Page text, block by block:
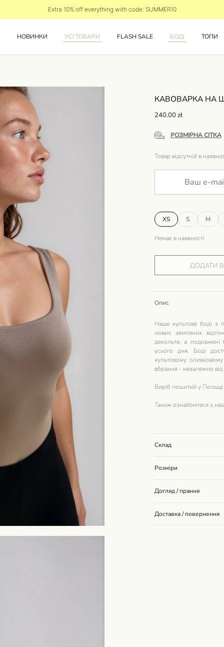
Extra 10% off everything with code: SUMMER10
НОВИНКИ УСІ ТОВАРИ FLASH SALE БОДІ ТОПИ
КАВОВАРКА НА
240.00 zł
РОЗМІРНА СІТКА
Товар відсутній в
XS S M
Немає в наявності
ДОДАТИ
Опис
Наше культове боді з
нових земляних
декольте, а подовжені
усього дня. Боді
культовому
вбрання - незалежно
Виріб пошитий у Польщі
Також ознайомтеся з
Склад
Розміри
Догляд / прання
Доставка / повернення